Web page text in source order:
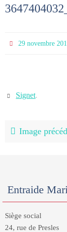
29 novembre
Signet.
Image
Entraide
Siège social
24, rue de Presles